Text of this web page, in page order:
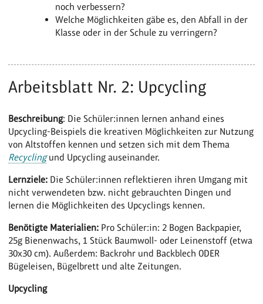
noch verbessern?
Welche Möglichkeiten gäbe es, den Abfall in der
Klasse oder in der Schule zu verringern?
Arbeitsblatt Nr. 2: Upcycling
Beschreibung: Die Schüler:innen lernen anhand eines
Upcycling-Beispiels die kreativen Möglichkeiten zur Nutzung
von Altstoffen kennen und setzen sich mit dem Thema
Recyclingund Upcycling auseinander.
Lernziele: Die Schüler:innen reflektieren ihren Umgang mit
nicht verwendeten bzw. nicht gebrauchten Dingen und
lernen die Möglichkeiten des Upcyclings kennen.
Benötigte Materialien: Pro Schüler:in: 2 Bogen Backpapier,
25g Bienenwachs, 1 Stück Baumwoll- oder Leinenstoff (etwa
30x30 cm). Außerdem: Backrohr und Backblech ODER
Bügeleisen, Bügelbrett und alte Zeitungen.
Upcycling